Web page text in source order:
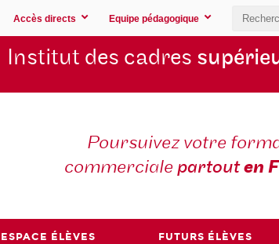
Accès directs Equipe pédagogique
Institut des cadres
Poursuivez votre
commercialepartouten
ESPACE ÉLÈVES FUTURS ÉLÈVES